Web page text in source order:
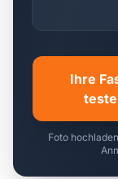
Ihre
Foto